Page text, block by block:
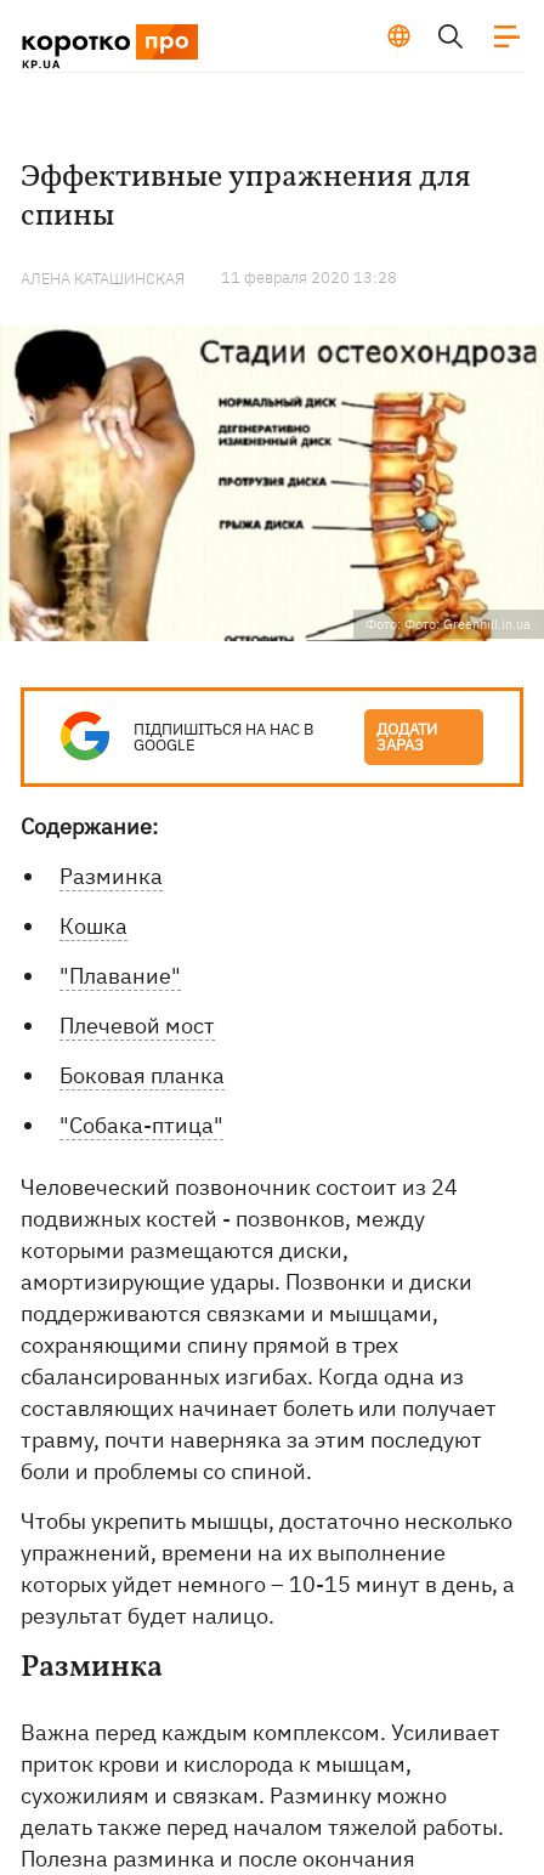
Эффективные упражнения для
спины
АЛЕНА КАТАШИНСКАЯ 11 февраля 2020 13:28
Фото: Фото: Greenhill.in.ua
ПІДПИШІТЬСЯ НА НАС В
GOOGLE
ДОДАТИ
ЗАРАЗ
Содержание:
Разминка
Кошка
"Плавание"
Плечевой мост
Боковая планка
"Собака-птица"
Человеческий позвоночник состоит из 24
подвижных костей - позвонков, между
которыми размещаются диски,
амортизирующие удары. Позвонки и диски
поддерживаются связками и мышцами,
сохраняющими спину прямой в трех
сбалансированных изгибах. Когда одна из
составляющих начинает болеть или получает
травму, почти наверняка за этим последуют
боли и проблемы со спиной.
Чтобы укрепить мышцы, достаточно несколько
упражнений, времени на их выполнение
которых уйдет немного – 10-15 минут в день, а
результат будет налицо.
Разминка
Важна перед каждым комплексом. Усиливает
приток крови и кислорода к мышцам,
сухожилиям и связкам. Разминку можно
делать также перед началом тяжелой работы.
Полезна разминка и после окончания